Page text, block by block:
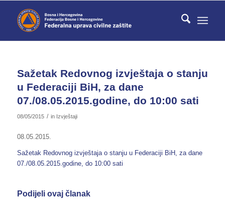
Sažetak Redovnog izvještaja o stanju
u Federaciji BiH, za dane
07./08.05.2015.godine, do 10:00 sati
08/05/2015 / in Izvještaji
08.05.2015.
Sažetak Redovnog izvještaja o stanju u Federaciji BiH, za dane
07./08.05.2015.godine, do 10:00 sati
Podijeli ovaj članak